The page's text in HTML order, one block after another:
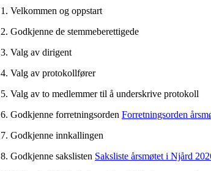
1. Velkommen og oppstart
2. Godkjenne de stemmeberettigede
3. Valg av dirigent
4. Valg av protokollfører
5. Valg av to medlemmer til å underskrive protokoll
6. Godkjenne forretningsorden Forretningsorden
7. Godkjenne innkallingen
8. Godkjenne sakslisten Saksliste årsmøtet i Njård